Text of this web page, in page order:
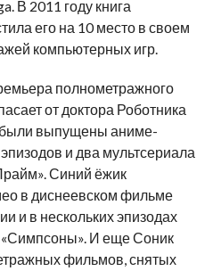
В 2011 году книга
его на 10 место в своем
компьютерных игр.
полнометражного
от доктора Роботника
выпущены аниме-
и два мультсериала
Синий ёжик
в диснеевском фильме
и в нескольких эпизодах
«Симпсоны». И еще Соник
фильмов, снятых